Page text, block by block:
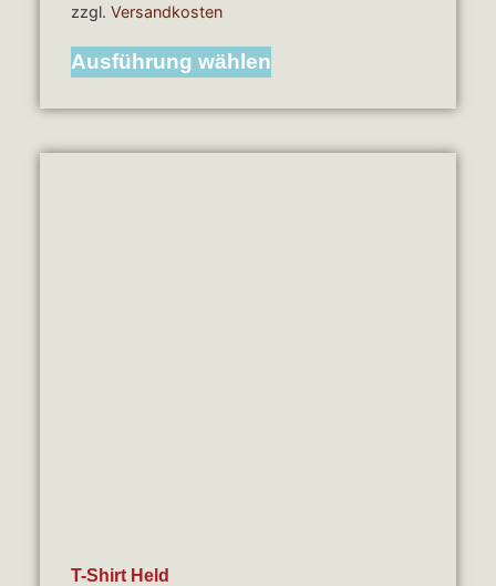
zzgl. Versandkosten
Ausführung wählen
T-Shirt Held